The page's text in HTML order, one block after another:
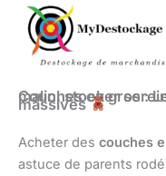
Aller
contenu
Couches en gros : Le guide expert
massives
Acheter des couches
astuce de parents